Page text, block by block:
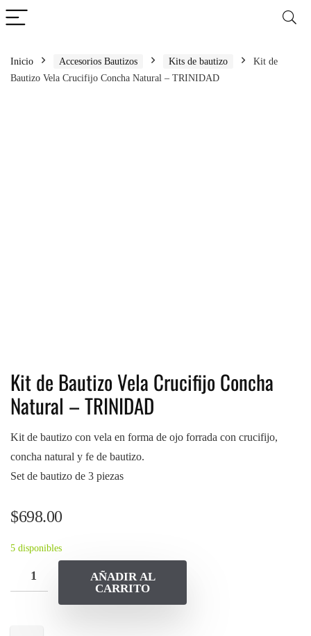
Inicio Accesorios Bautizos Kits de bautizo
Kit de
Bautizo Vela Crucifijo Concha Natural – TRINIDAD
Kit de Bautizo Vela Crucifijo Concha
Natural – TRINIDAD
Kit de bautizo con vela en forma de ojo forrada con crucifijo,
concha natural y fe de bautizo.
Set de bautizo de 3 piezas
$698.00
5 disponibles
AÑADIR AL
CARRITO